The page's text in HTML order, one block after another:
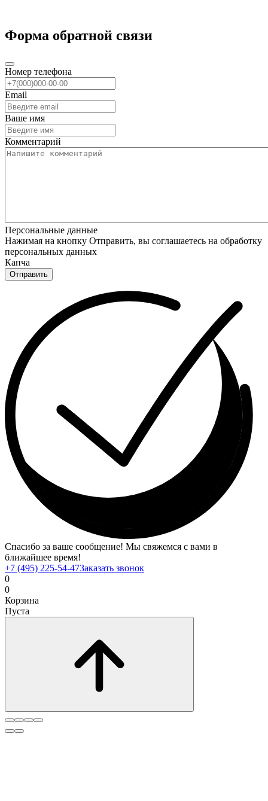
Форма обратной связи
Номер телефона
Email
Ваше имя
Комментарий
Персональные данные
Нажимая на кнопку Отправить, вы соглашаетесь на обработку
персональных данных
Капча
Отправить
Спасибо за ваше сообщение! Мы свяжемся с вами в
ближайшее время!
+7 (495) 225-54-47Заказать звонок
0
0
Корзина
Пуста